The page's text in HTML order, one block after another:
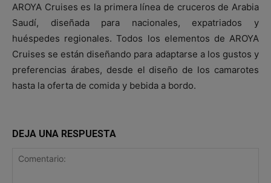
AROYA Cruises es la primera línea de cruceros de Arabia
Saudí, diseñada para nacionales, expatriados y
huéspedes regionales. Todos los elementos de AROYA
Cruises se están diseñando para adaptarse a los gustos y
preferencias árabes, desde el diseño de los camarotes
hasta la oferta de comida y bebida a bordo.
DEJA UNA RESPUESTA